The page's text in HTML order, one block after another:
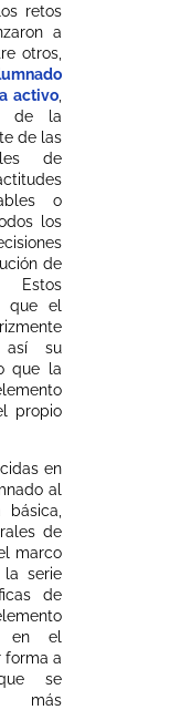
retos
a
otros,
activo
de la
de las
de
o
los
de
Estos
que el
así su
que la
propio
en
al
de
marco
la serie
de
en el
forma a
se
más